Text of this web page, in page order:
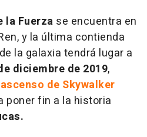
la Fuerza se encuentra en
y la última contienda
la galaxia tendrá lugar a
diciembre de 2019,
de Skywalker
poner fin a la historia